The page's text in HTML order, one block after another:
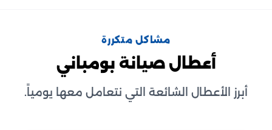
مشاكل متكررة
أعطال صيانة بومباني
أبرز الأعطال الشائعة التي نتعامل معها يومياً.